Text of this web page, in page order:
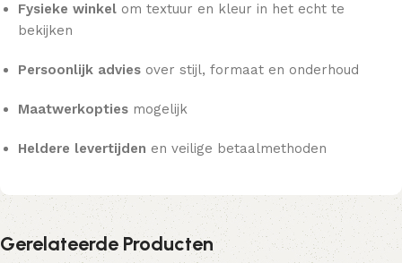
Fysieke winkel om textuur en kleur in het echt te
bekijken
Persoonlijk advies over stijl, formaat en onderhoud
Maatwerkopties mogelijk
Heldere levertijden en veilige betaalmethoden
Gerelateerde Producten